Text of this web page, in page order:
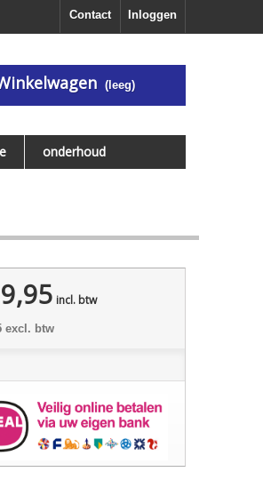
Inloggen
Contact
(leeg)
onderhoud
incl. btw
excl. btw